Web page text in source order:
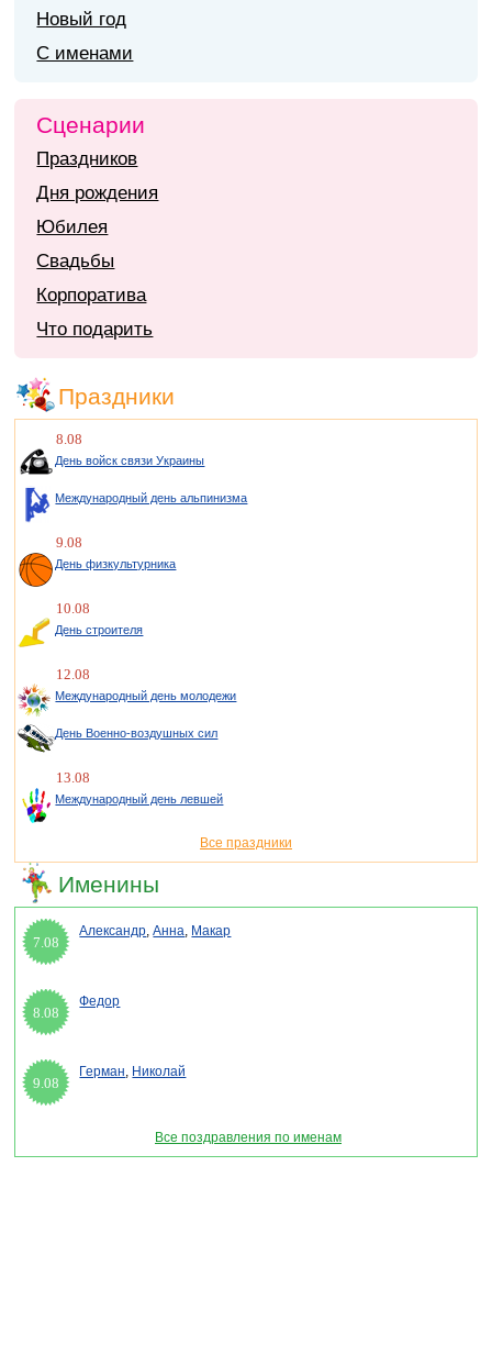
Новый год
С именами
Сценарии
Праздников
Дня рождения
Юбилея
Свадьбы
Корпоратива
Что подарить
Праздники
8.08
День войск связи Украины
Международный день альпинизма
9.08
День физкультурника
10.08
День строителя
12.08
Международный день молодежи
День Военно-воздушных сил
13.08
Международный день левшей
Все праздники
Именины
7.08
Александр,Анна, Макар
8.08
Федор
9.08
Герман, Николай
Все поздравления по именам